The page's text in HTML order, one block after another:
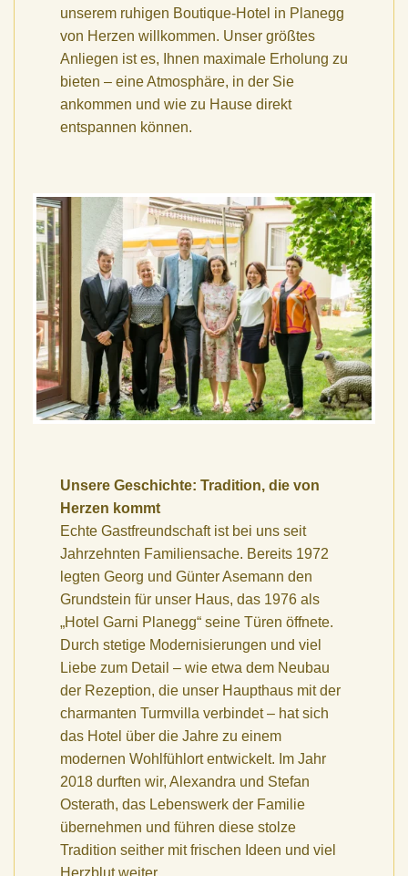
unserem ruhigen Boutique-Hotel in Planegg
von Herzen willkommen. Unser größtes
Anliegen ist es, Ihnen maximale Erholung zu
bieten – eine Atmosphäre, in der Sie
ankommen und wie zu Hause direkt
entspannen können.
Unsere Geschichte: Tradition, die von
Herzen kommt
Echte Gastfreundschaft ist bei uns seit
Jahrzehnten Familiensache. Bereits 1972
legten Georg und Günter Asemann den
Grundstein für unser Haus, das 1976 als
„Hotel Garni Planegg“ seine Türen öffnete.
Durch stetige Modernisierungen und viel
Liebe zum Detail – wie etwa dem Neubau
der Rezeption, die unser Haupthaus mit der
charmanten Turmvilla verbindet – hat sich
das Hotel über die Jahre zu einem
modernen Wohlfühlort entwickelt. Im Jahr
2018 durften wir, Alexandra und Stefan
Osterath, das Lebenswerk der Familie
übernehmen und führen diese stolze
Tradition seither mit frischen Ideen und viel